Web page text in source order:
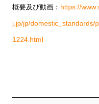
概要及び動画： https://
j.jp/jp/domestic_standards/
1224.html